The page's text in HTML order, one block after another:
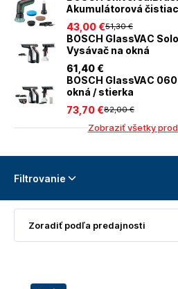
Akumulátorová
51,30 €
43 ,00 €
BOSCH GlassVAC
Vysávač na okná
61 ,40 €
BOSCH GlassVAC
okná / stierka
82,00 €
73 ,70 €
Zobraziť všetky
Filtrovanie